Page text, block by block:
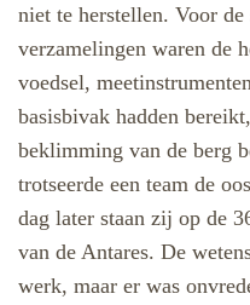
niet te herstellen. Voor
verzamelingen waren de
voedsel,
basisbivak hadden
beklimming van de berg
trotseerde een team de
dag later staan zij op de
van de Antares. De
werk, maar er was